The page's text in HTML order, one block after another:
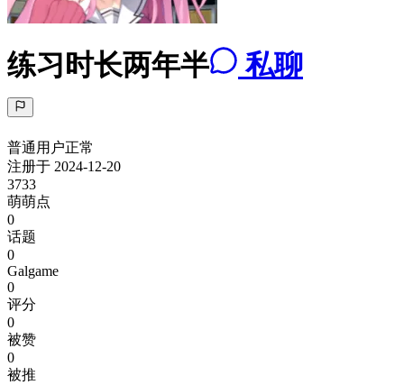
练习时长两年半 私聊
普通用户正常
注册于 2024-12-20
3733
萌萌点
0
话题
0
Galgame
0
评分
0
被赞
0
被推